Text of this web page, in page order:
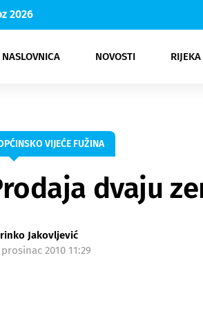
2026
NASLOVNICA NOVOSTI
Rijeka Opatija
NK
Moda
Kultura
VIJEĆE FUŽINA
dvaju
Jakovljević
prosinac 2010 11:29